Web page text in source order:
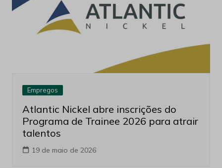
Empregos
Atlantic Nickel abre inscrições do
Programa de Trainee 2026 para atrair
talentos
19 de maio de 2026